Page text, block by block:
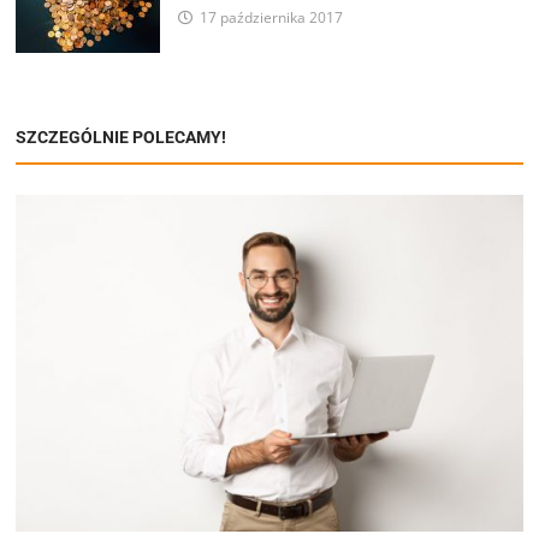
17 października 2017
SZCZEGÓLNIE POLECAMY!